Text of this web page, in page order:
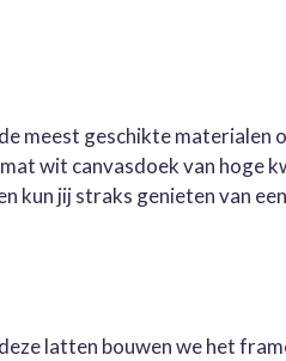
meest geschikte
wit canvasdoek van hoge
kun jij straks genieten van
latten bouwen we het